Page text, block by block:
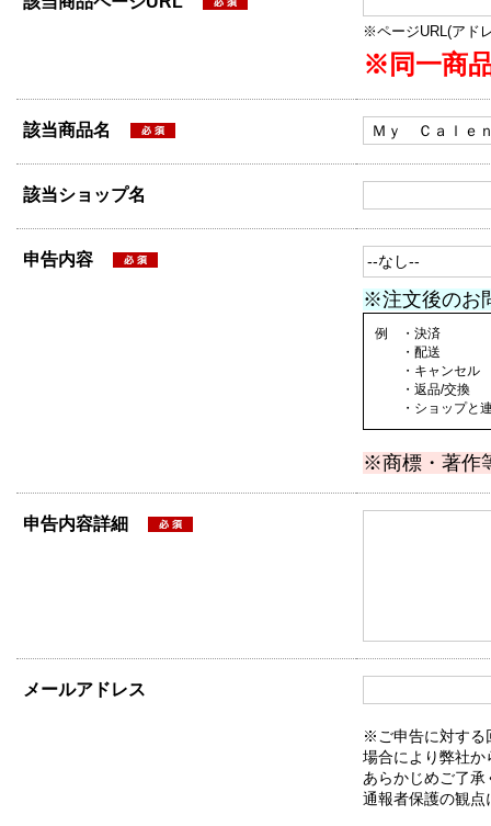
※ページURL(アド
※同一商
該当商品名
該当ショップ名
申告内容
※注文後のお
例 ・決済
・配送
・キャンセル
・返品/交換
・ショップと連
※商標・著作
申告内容詳細
メールアドレス
※ご申告に対する
場合により弊社か
あらかじめご了承
通報者保護の観点